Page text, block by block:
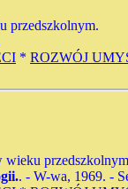
przedszkolnym.
* ROZWÓJ
wieku
. - W-wa, 1969. -